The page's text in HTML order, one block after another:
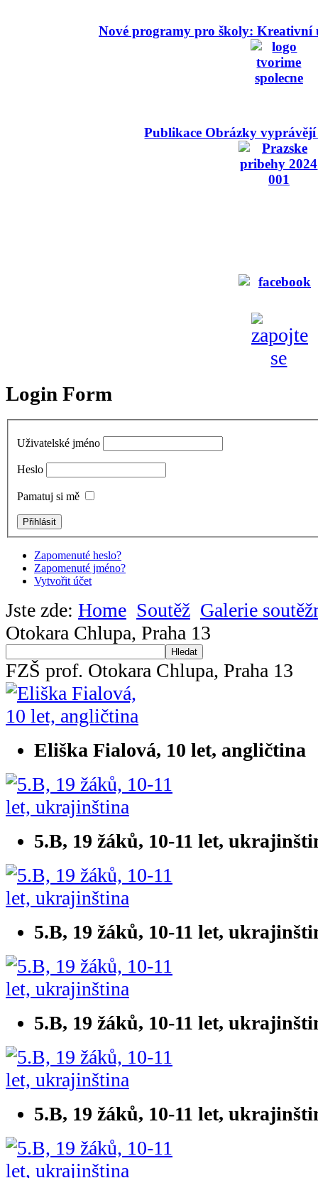
Nové programy pro školy: Kreativní
Publikace Obrázky
Login Form
Uživatelské jméno
Heslo
Pamatuj si mě
Zapomenuté heslo?
Zapomenuté jméno?
Vytvořit účet
Jste zde: Home Soutěž Galerie
Otokara Chlupa, Praha 13
Hledat
FZŠ prof. Otokara Chlupa, Praha 13
Eliška Fialová, 10 let, angličtina
5.B, 19 žáků, 10-11 let,
5.B, 19 žáků, 10-11 let,
5.B, 19 žáků, 10-11 let,
5.B, 19 žáků, 10-11 let,